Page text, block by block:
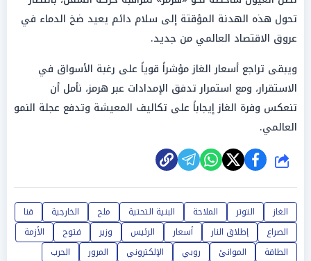
تحول هذه الهدنة المؤقتة إلى سلام دائم يعيد ضخ الدماء في
عروق الاقتصاد العالمي من جديد.
ويبقى تراجع أسعار الغاز مؤشراً قوياً على رغبة الأسواق في
الاستقرار، ومع استمرار تدفق الإمدادات عبر هرمز، نأمل أن
تنعكس وفرة الغاز إيجاباً على تكاليف المعيشة وتدفع عجلة النمو
العالمي.
شارك
الغاز التوتر الملاحة البنية التحتية ملح الخارجية
قنا
الصراع
إطلاق النار أسعار الرئيس وزير فتوح
الأزمة
الطاقة
الموانئ روبي الإلكتروني المرور
الحرب